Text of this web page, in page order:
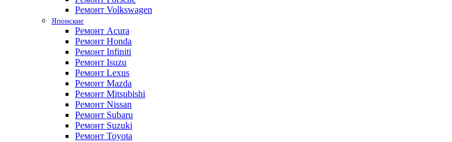
Ремонт Volkswagen
Японские
Ремонт Acura
Ремонт Honda
Ремонт Infiniti
Ремонт Isuzu
Ремонт Lexus
Ремонт Mazda
Ремонт Mitsubishi
Ремонт Nissan
Ремонт Subaru
Ремонт Suzuki
Ремонт Toyota